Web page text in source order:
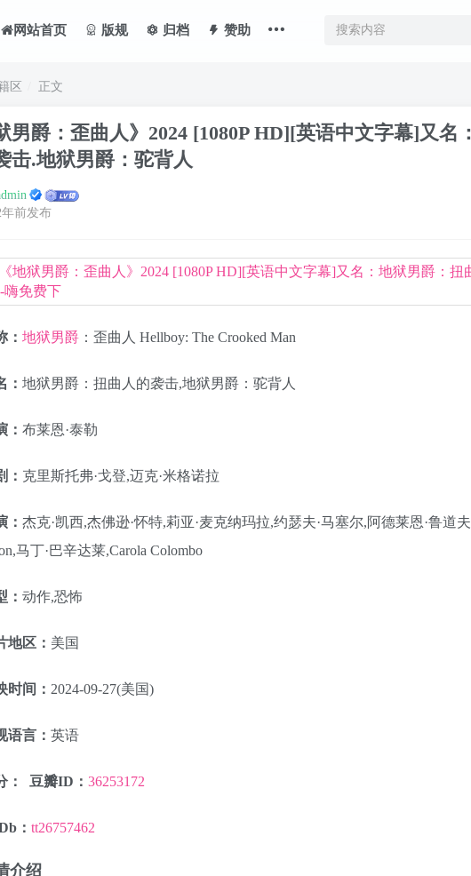
网站首页 版规 归档 赞助
区 正文
男爵：歪曲人》2024 [1080P HD][英语中文字幕]又名
击.地狱男爵：驼背人
年前发布
： 地狱男爵 ：歪曲人 Hellboy: The Crooked Man
： 地狱男爵：扭曲人的袭击,地狱男爵：驼背人
： 布莱恩·泰勒
： 克里斯托弗·戈登,迈克·米格诺拉
： 杰克·凯西,杰佛逊·怀特,莉亚·麦克纳玛拉,约瑟夫·马塞尔,阿德莱恩·鲁道
马丁·巴辛达莱,Carola Colombo
： 动作,恐怖
地区： 美国
时间： 2024-09-27(美国)
语言： 英语
： 豆瓣ID： 36253172
： tt26757462
介绍